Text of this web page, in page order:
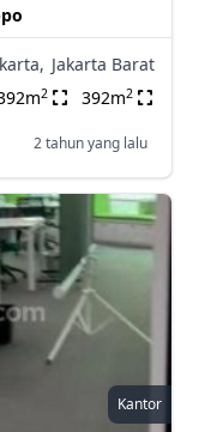
Jakarta Barat
2 392m2
2 tahun yang lalu
Kantor